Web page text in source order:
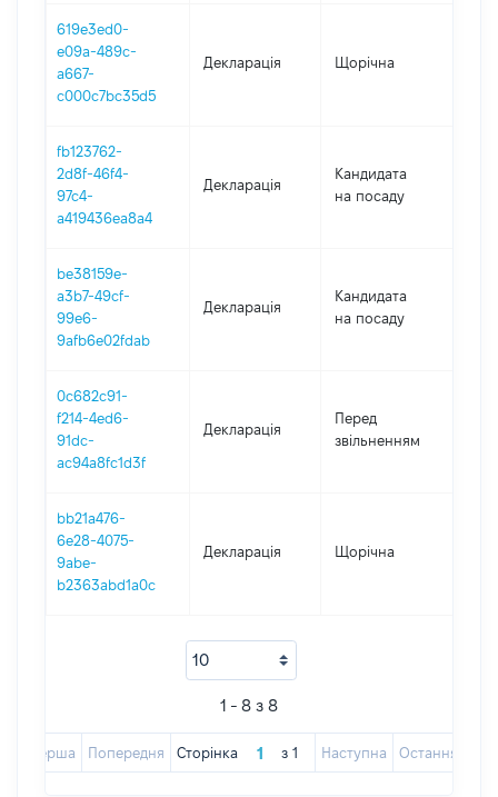
619e3ed0-
e09a-489c-
a667-
c000c7bc35d5
Декларація Щорічна
fb123762-
2d8f-46f4-
97c4-
a419436ea8a4
Декларація
Кандидата
на посаду
be38159e-
a3b7-49cf-
99e6-
9afb6e02fdab
Декларація
Кандидата
на посаду
0c682c91-
f214-4ed6-
91dc-
ac94a8fc1d3f
Декларація
Перед
звільненням
bb21a476-
6e28-4075-
9abe-
b2363abd1a0c
Декларація Щорічна
1 - 8 з 8
Перша Попередня Сторінка з 1 Наступна Остання